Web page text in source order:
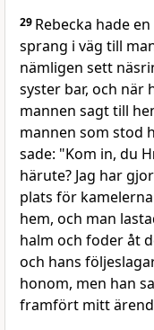
29 Rebecka hade
sprang i väg till
nämligen sett
syster bar, och när
mannen sagt till
mannen som stod
sade: "Kom in, du
härute? Jag har
plats för
hem, och man
halm och foder åt
och hans
honom, men han
framfört mitt